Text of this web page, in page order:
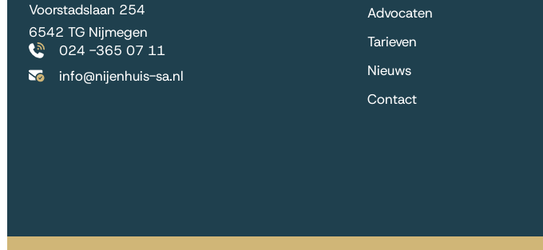
Voorstadslaan 254
6542 TG Nijmegen
024 -365 07 11
info@nijenhuis-sa.nl
Advocaten
Tarieven
Nieuws
Contact